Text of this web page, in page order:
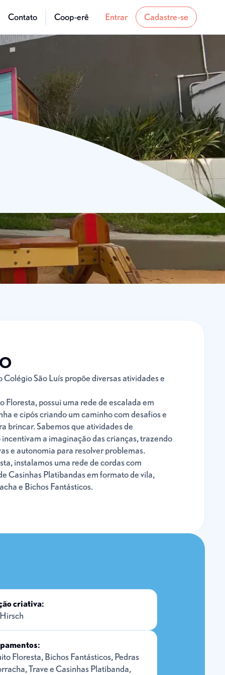
Contato Coop-erê Entrar Cadastre-se
São Luís propõe diversas atividades e
Floresta, possui uma rede de escalada em
e cipós criando um caminho com desafios e
brincar. Sabemos que atividades de
a imaginação das crianças, trazendo
e autonomia para resolver problemas.
instalamos uma rede de cordas com
Casinhas Platibandas em formato de vila,
e Bichos Fantásticos.
criativa:
Floresta, Bichos Fantásticos, Pedras
Trave e Casinhas Platibanda,